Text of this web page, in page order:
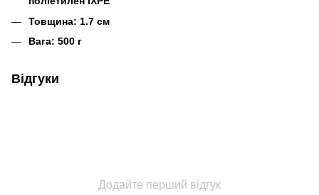
Товщина: 1.7 см
Вага: 500 г
Відгуки
Додайте перший відгук